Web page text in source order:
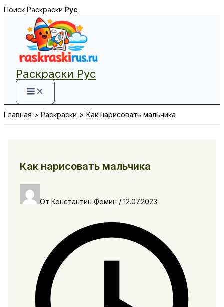
Перейти
содержимому
Поиск Раскраски Рус
Раскраски Рус
Главная Раскраски Как нарисовать мальчика
Как нарисовать мальчика
От Константин Фомин / 12.07.2023